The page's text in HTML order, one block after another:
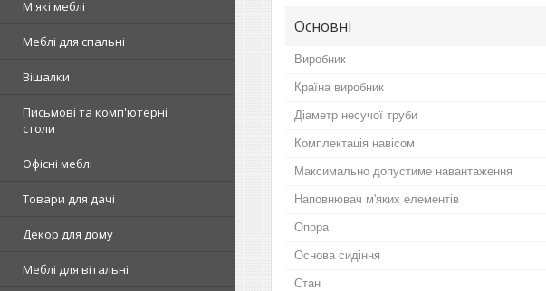
М'які меблі
Меблі для спальні
Вішалки
Письмові та комп'ютерні
столи
Офісні меблі
Товари для дачі
Декор для дому
Меблі для вітальні
Основні
Виробник
Країна виробник
Діаметр несучої труби
Комплектація навісом
Максимально допустиме навантаження
Наповнювач м'яких елементів
Опора
Основа сидіння
Стан